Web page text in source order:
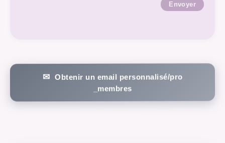
Envoyer
Obtenir un email personnalisé/pro
_membres